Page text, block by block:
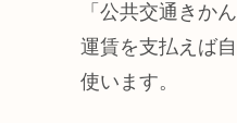
「公共交通きか
運賃を支払えば
使います。